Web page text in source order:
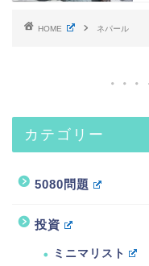
HOME ネパール
カテゴリー
5080問題
投資
ミニマリスト